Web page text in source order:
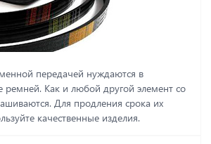
передачей нуждаются в
ремней. Как и любой другой элемент со
Для продления срока их
качественные изделия.